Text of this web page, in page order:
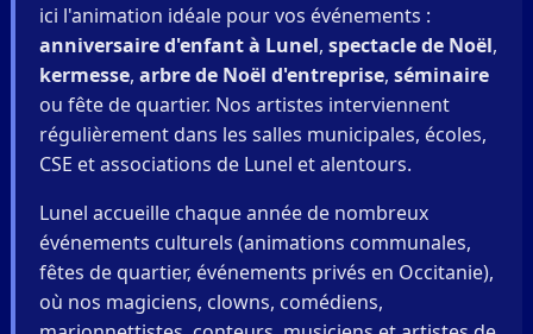
ici l'animation idéale pour vos événements :
anniversaire d'enfant à Lunel, spectacle de Noël,
kermesse, arbre de Noël d'entreprise, séminaire
ou fête de quartier. Nos artistes interviennent
régulièrement dans les salles municipales, écoles,
CSE et associations de Lunel et alentours.
Lunel accueille chaque année de nombreux
événements culturels (animations communales,
fêtes de quartier, événements privés en Occitanie),
où nos magiciens, clowns, comédiens,